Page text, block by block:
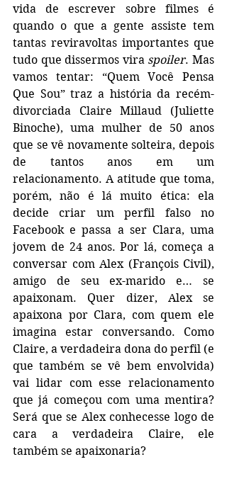
vida de escrever sobre filmes é
quando o que a gente assiste tem
tantas reviravoltas importantes que
tudo que dissermos vira spoiler. Mas
vamos tentar: “Quem Você Pensa
Que Sou” traz a história da recém-
divorciada Claire Millaud (Juliette
Binoche), uma mulher de 50 anos
que se vê novamente solteira, depois
de tantos anos em um
relacionamento. A atitude que toma,
porém, não é lá muito ética: ela
decide criar um perfil falso no
Facebook e passa a ser Clara, uma
jovem de 24 anos. Por lá, começa a
conversar com Alex (François Civil),
amigo de seu ex-marido e… se
apaixonam. Quer dizer, Alex se
apaixona por Clara, com quem ele
imagina estar conversando. Como
Claire, a verdadeira dona do perfil (e
que também se vê bem envolvida)
vai lidar com esse relacionamento
que já começou com uma mentira?
Será que se Alex conhecesse logo de
cara a verdadeira Claire, ele
também se apaixonaria?